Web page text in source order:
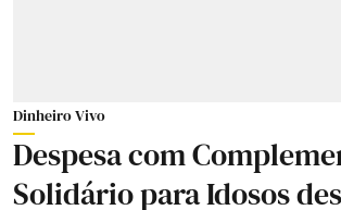
Dinheiro Vivo
Despesa com
Solidário para Idosos